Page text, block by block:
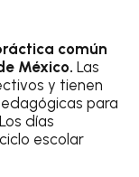
común
México.Las
y tienen
para
días
escolar